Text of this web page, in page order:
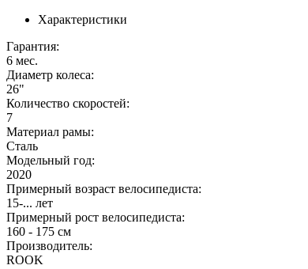
Характеристики
Гарантия:
6 мес.
Диаметр колеса:
26"
Количество скоростей:
7
Материал рамы:
Сталь
Модельный год:
2020
Примерный возраст велосипедиста:
15-... лет
Примерный рост велосипедиста:
160 - 175 см
Производитель:
ROOK